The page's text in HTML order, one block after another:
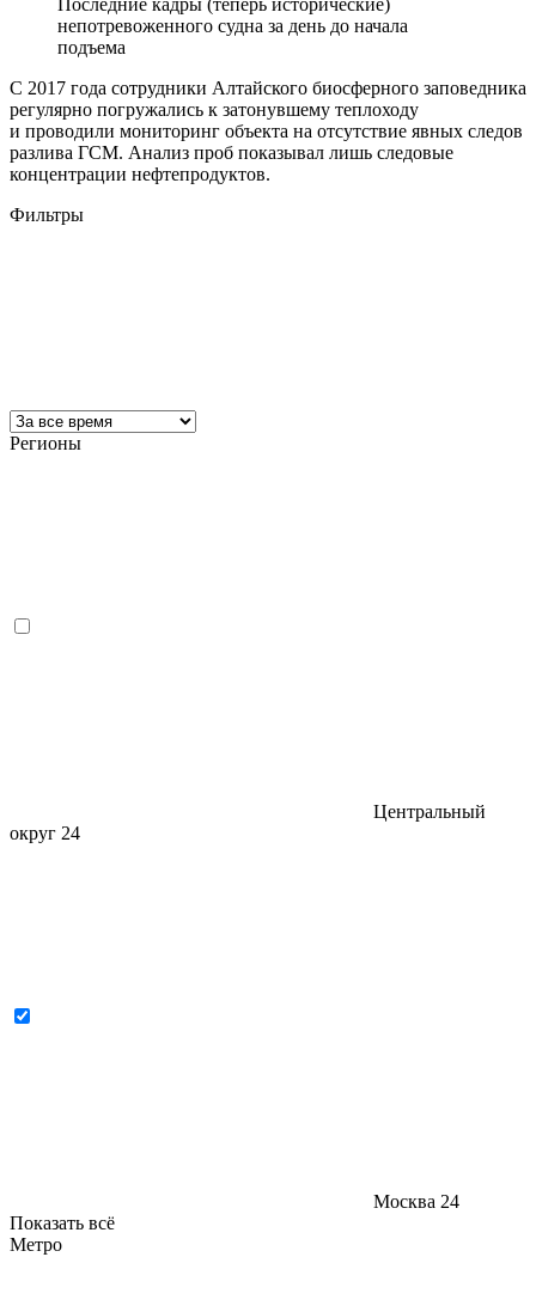
непотревоженного судна за день до начала
подъема
С 2017 года сотрудники Алтайского биосферного заповедника
регулярно погружались к затонувшему теплоходу
и проводили мониторинг объекта на отсутствие явных следов
разлива ГСМ. Анализ проб показывал лишь следовые
концентрации нефтепродуктов.
Фильтры
Регионы
Центральный
округ 24
Москва 24
Показать всё
Метро